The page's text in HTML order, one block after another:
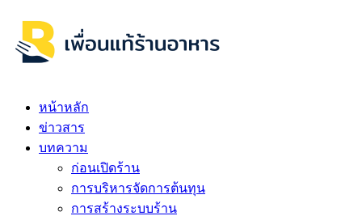
หน้าหลัก
ข่าวสาร
บทความ
ก่อนเปิดร้าน
การบริหารจัดการต้นทุน
การสร้างระบบร้าน